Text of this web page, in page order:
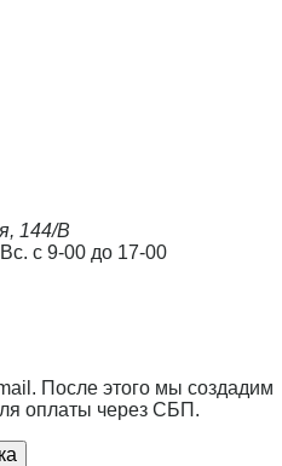
144/В
с 9-00 до 17-00
После этого мы создадим
оплаты через СБП.